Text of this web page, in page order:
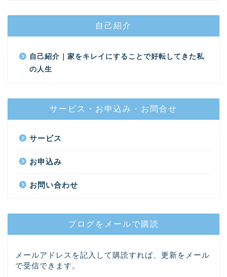
自己紹介
自己紹介｜家をキレイにすることで好転してきた私
の人生
サービス・お申込み・お問合せ
サービス
お申込み
お問い合わせ
ブログをメールで購読
メールアドレスを記入して購読すれば、更新をメール
で受信できます。